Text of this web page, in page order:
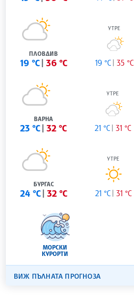
ПЛОВДИВ
19 °C 36 °C
УТРЕ
19 °C 35 °C
ВАРНА
23 °C 32 °C
УТРЕ
21 °C 31 °C
БУРГАС
24 °C 32 °C
УТРЕ
21 °C 31 °C
МОРСКИ
КУРОРТИ
ВИЖ ПЪЛНАТА ПРОГНОЗА